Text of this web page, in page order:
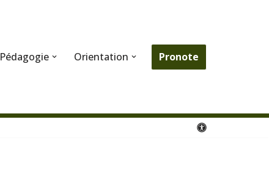
Pédagogie Orientation Pronote